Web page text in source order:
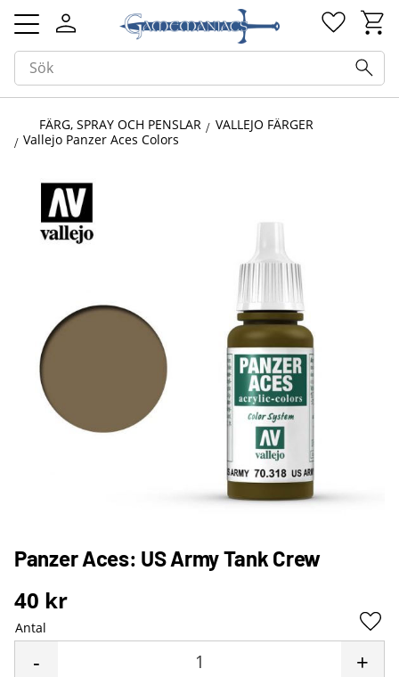
Meny
FÄRG, SPRAY OCH PENSLAR
VALLEJO FÄRGER
Vallejo Panzer Aces Colors
Panzer Aces: US Army Tank Crew
40 kr
Antal
+
-